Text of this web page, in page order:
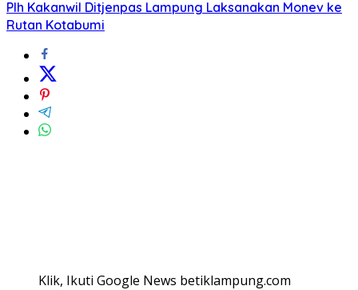
Plh Kakanwil Ditjenpas Lampung Laksanakan Monev ke
Rutan Kotabumi
Klik, Ikuti Google News betiklampung.com